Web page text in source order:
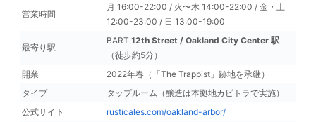
営業時間
月 16:00-22:00 / 火〜木 14:00-22:00 / 金・土
12:00-23:00 / 日 13:00-19:00
最寄り駅
BART 12th Street / Oakland City Center 駅
（徒歩約5分）
開業
2022年春（「The Trappist」跡地を承継）
タイプ
タップルーム（醸造は本拠地カピトラで実施）
公式サイト
rusticales.com/oakland-arbor/